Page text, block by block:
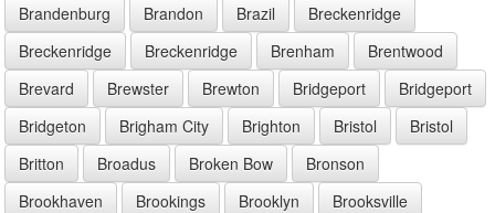
Brandenburg
Brandon Brazil
Breckenridge
Breckenridge
Breckenridge Brenham
Brentwood
Brevard
Brewster Brewton Bridgeport
Bridgeport
Bridgeton
Brigham City Brighton Bristol
Bristol
Britton
Broadus Broken Bow
Bronson
Brookhaven
Brookings Brooklyn
Brooksville